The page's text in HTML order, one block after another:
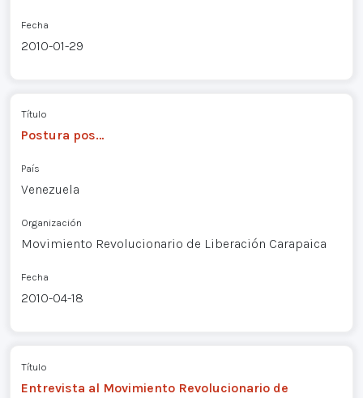
Fecha
2010-01-29
Título
Postura pos…
País
Venezuela
Organización
Movimiento Revolucionario de Liberación Carapaica
Fecha
2010-04-18
Título
Entrevista al Movimiento Revolucionario de